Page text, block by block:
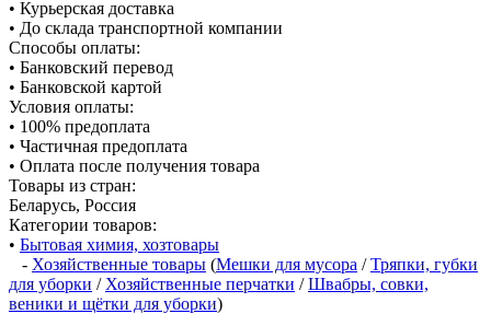
• Курьерская доставка
• До склада транспортной компании
Способы оплаты:
• Банковский перевод
• Банковской картой
Условия оплаты:
• 100% предоплата
• Частичная предоплата
• Оплата после получения товара
Товары из стран:
Беларусь, Россия
Категории товаров:
• Бытовая химия, хозтовары
- Хозяйственные товары (Мешки для мусора /Тряпки, губки
для уборки / Хозяйственные перчатки /Швабры, совки,
веники и щётки для уборки)